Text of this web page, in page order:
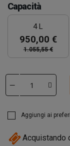
Capacità
4 L
950,00 €
1.055,55 €
Aggiungi ai
Acquistando